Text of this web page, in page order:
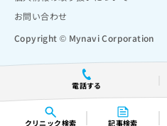
クリニック検索 記事検索
電話する
お問い合わせ
Copyright © Mynavi Corporation